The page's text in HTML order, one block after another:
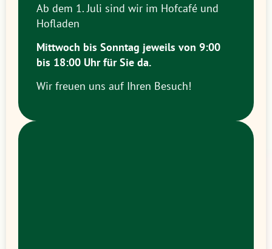
Ab dem 1. Juli sind wir im Hofcafé und
Hofladen
Mittwoch bis Sonntag jeweils von 9:00
bis 18:00 Uhr für Sie da.
Wir freuen uns auf Ihren Besuch!